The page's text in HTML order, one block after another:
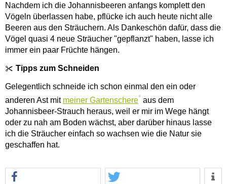
Nachdem ich die Johannisbeeren anfangs komplett den
Vögeln überlassen habe, pflücke ich auch heute nicht alle
Beeren aus den Sträuchern. Als Dankeschön dafür, dass die
Vögel quasi 4 neue Sträucher "gepflanzt" haben, lasse ich
immer ein paar Früchte hängen.
Tipps zum Schneiden
Gelegentlich schneide ich schon einmal den ein oder
anderen Ast mit meiner Gartenschere* aus dem
Johannisbeer-Strauch heraus, weil er mir im Wege hängt
oder zu nah am Boden wächst, aber darüber hinaus lasse
ich die Sträucher einfach so wachsen wie die Natur sie
geschaffen hat.